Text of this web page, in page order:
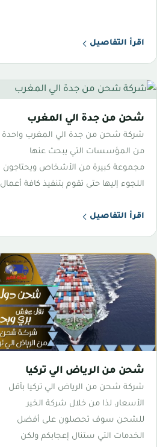
اقرأ التفاصيل
شحن من جدة الي المغرب
شركة شحن من جدة الي المغرب واحدة
من المؤسسات التي يبحث عنها
مجموعة كبيرة من الأشخاص ويحتاجون
اللجوء إليها حتى تقوم بتنفيذ كافة أعمال
اقرأ التفاصيل
شحن من الرياض الي تركيا
شركة شحن من الرياض الي تركيا بأقل
الأسعار، لذا من خلال شركة الخير
للشحن سوف تحصلون على أفضل
الخدمات التي ستنال إعجابكم ولكن